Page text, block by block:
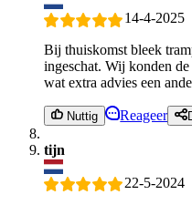
14-4-2025
Bij thuiskomst bleek
ingeschat. Wij konden
wat extra advies een
Nuttig Reageer
tijn
22-5-2024